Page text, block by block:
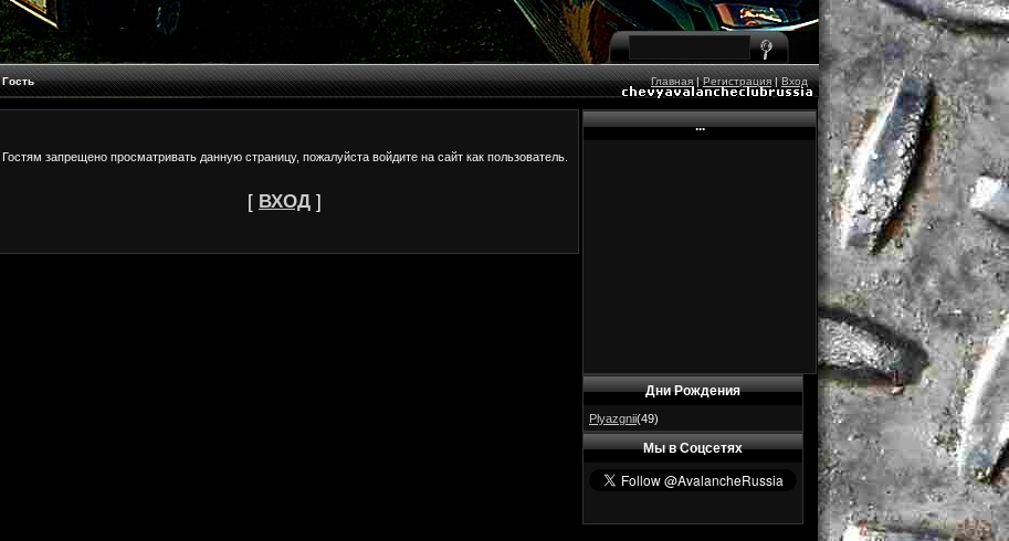
Гость Главная|Регистрация|Вход
Гостям запрещено просматривать данную страницу, пожалуйста войдите на сайт как пользователь.
[ ВХОД ]
...
Дни Рождения
Plyazgnii(49)
Мы в Соцсетях